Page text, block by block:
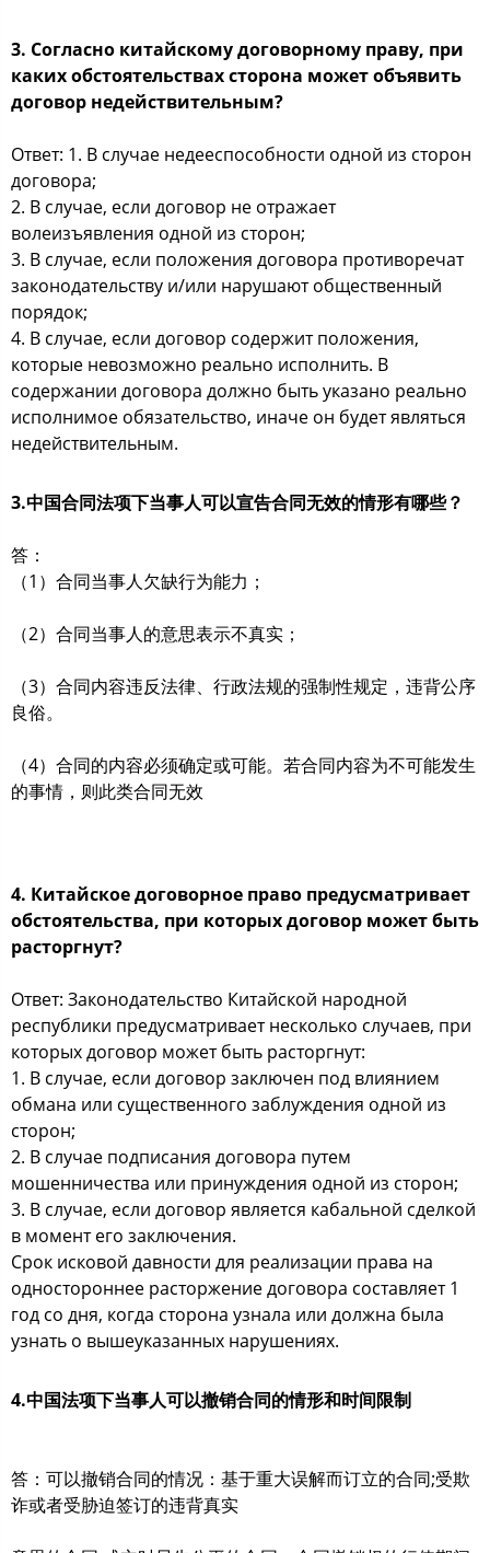
3. Согласно китайскому договорному праву, при
каких обстоятельствах сторона может объявить
договор недействительным?
Ответ: 1. В случае недееспособности одной из сторон
договора;
2. В случае, если договор не отражает
волеизъявления одной из сторон;
3. В случае, если положения договора противоречат
законодательству и/или нарушают общественный
порядок;
4. В случае, если договор содержит положения,
которые невозможно реально исполнить. В
содержании договора должно быть указано реально
исполнимое обязательство, иначе он будет являться
недействительным.
3.中国合同法项下当事人可以宣告合同无效的情形有哪些？
答：
（1）合同当事人欠缺行为能力；
（2）合同当事人的意思表示不真实；
（3）合同内容违反法律、行政法规的强制性规定，违背公序
良俗。
（4）合同的内容必须确定或可能。若合同内容为不可能发生
的事情，则此类合同无效
4. Китайское договорное право предусматривает
обстоятельства, при которых договор может быть
расторгнут?
Ответ: Законодательство Китайской народной
республики предусматривает несколько случаев, при
которых договор может быть расторгнут:
1. В случае, если договор заключен под влиянием
обмана или существенного заблуждения одной из
сторон;
2. В случае подписания договора путем
мошенничества или принуждения одной из сторон;
3. В случае, если договор является кабальной сделкой
в момент его заключения.
Срок исковой давности для реализации права на
одностороннее расторжение договора составляет 1
год со дня, когда сторона узнала или должна была
узнать о вышеуказанных нарушениях.
4.中国法项下当事人可以撤销合同的情形和时间限制
答：可以撤销合同的情况：基于重大误解而订立的合同;受欺
诈或者受胁迫签订的违背真实